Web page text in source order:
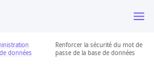
données
Renforcer la sécurité du mot de
passe de la base de données